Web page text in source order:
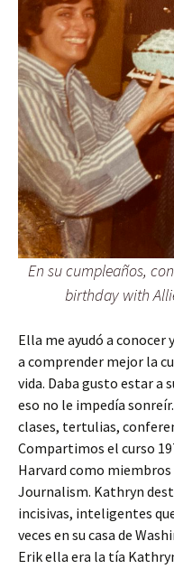
En su cumpleaños,
birthday with
Ella me ayudó a
a comprender mejor la
vida. Daba gusto estar a
eso no le impedía
clases, tertulias,
Compartimos el curso
Harvard como
Journalism. Kathryn
incisivas, inteligentes
veces en su casa de
Erik ella era la tía